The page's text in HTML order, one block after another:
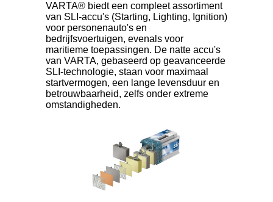
VARTA® biedt een compleet assortiment
van SLI-accu's (Starting, Lighting, Ignition)
voor personenauto's en
bedrijfsvoertuigen, evenals voor
maritieme toepassingen. De natte accu's
van VARTA, gebaseerd op geavanceerde
SLI-technologie, staan voor maximaal
startvermogen, een lange levensduur en
betrouwbaarheid, zelfs onder extreme
omstandigheden.